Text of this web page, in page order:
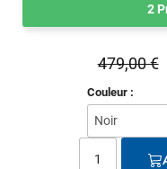
2
Couleur :
479,00 €